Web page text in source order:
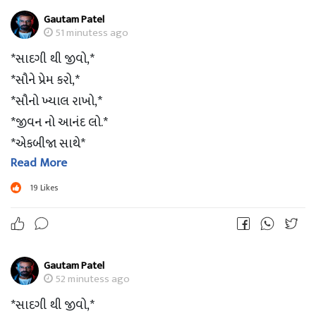
??Good Morning ??
??jsk??
Gautam Patel
51 minutess ago
*સાદગી થી જીવો,*
*સૌને પ્રેમ કરો,*
*સૌનો ખ્યાલ રાખો,*
*જીવન નો આનંદ લો.*
*એકબીજા સાથે*
*જોડાયેલા રહો.*
*આ જ સાચું જીવન છે.*
??Good Morning ??
??jsk??
Read More
19 Likes
Gautam Patel
52 minutess ago
*સાદગી થી જીવો,*